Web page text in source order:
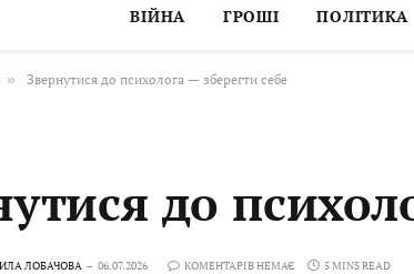
ВІЙНА ГРОШІ ПОЛІТИКА
» Звернутися до психолога — зберегти себе
до
ЛОБАЧОВА 06.07.2026 КОМЕНТАРІВ НЕМАЄ 5 MINS READ